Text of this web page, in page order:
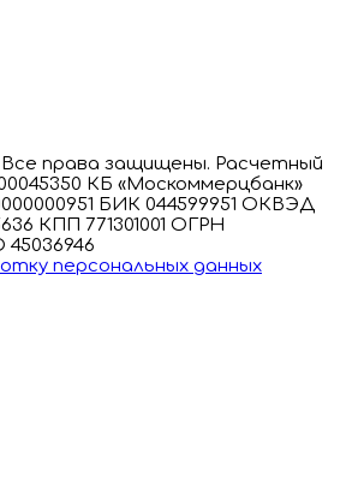
Все права защищены. Расчетный
КБ «Москоммерцбанк»
БИК 044599951 ОКВЭД
КПП 771301001 ОГРН
45036946
персональных данных